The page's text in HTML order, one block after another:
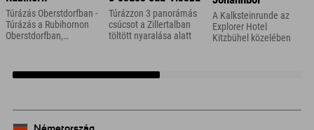
Túrázás Oberstdorfban -
Túrázás a Rubihornon
Oberstdorfban,
Túrázzon 3 panorámás
csúcsot a Zillertalban
töltött nyaralása alatt
A Kalksteinrunde az
Explorer Hotel
Kitzbühel közelében